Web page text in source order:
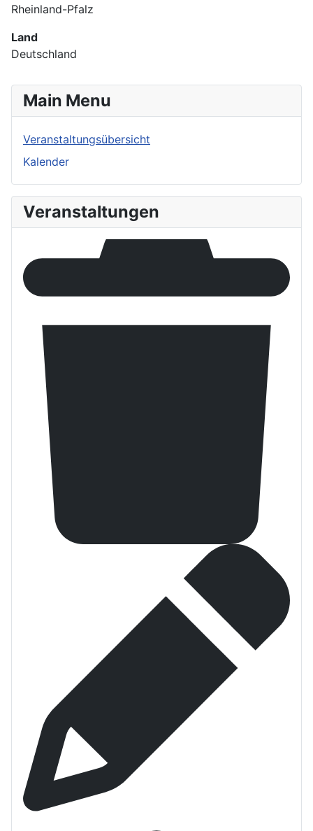
Rheinland-Pfalz
Land
Deutschland
Main Menu
Veranstaltungsübersicht
Kalender
Veranstaltungen